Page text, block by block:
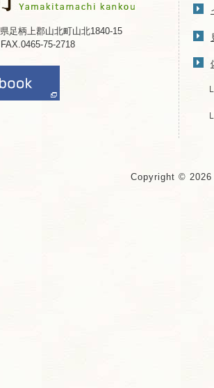
足柄上郡山北町山北1840-15
75-2718
Copyright © 2026